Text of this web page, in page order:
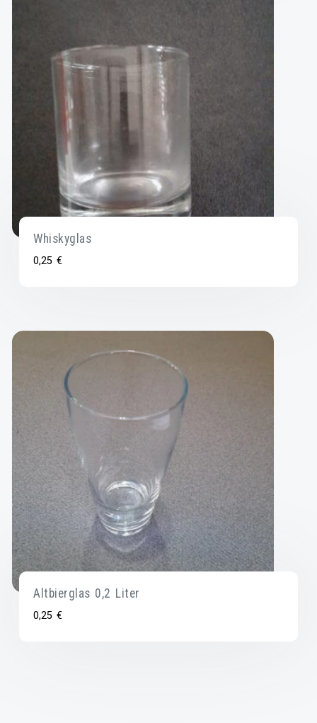
Whiskyglas
0,25€
Altbierglas 0,2 Liter
0,25€